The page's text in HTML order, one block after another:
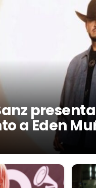
a Eden